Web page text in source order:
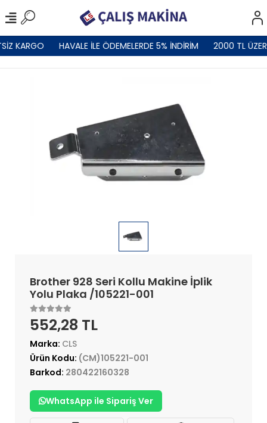
KARGO HAVALE İLE ÖDEMELERDE 5% İNDİRİM 2000 TL
Brother 928 Seri Kollu Makine İplik
Yolu Plaka /105221-001
552,28 TL
Marka: CLS
Ürün Kodu: (CM)105221-001
Barkod: 280422160328
WhatsApp ile Sipariş Ver